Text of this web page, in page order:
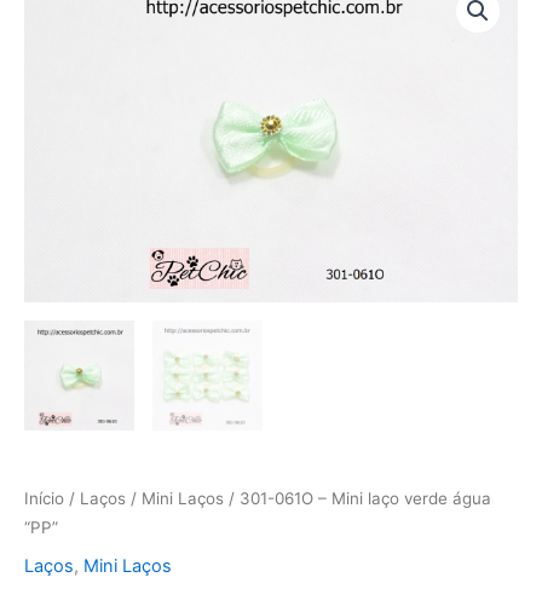
Início / Laços / Mini Laços / 301-061O – Mini laço verde água
“PP”
Laços, Mini Laços